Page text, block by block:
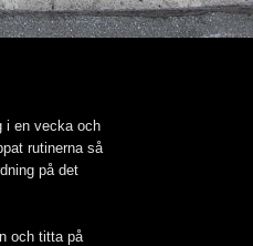
i en vecka och
rutinerna så
på det
och titta på